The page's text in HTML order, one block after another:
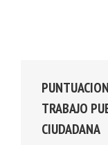
TRABAJO
CIUDADANA